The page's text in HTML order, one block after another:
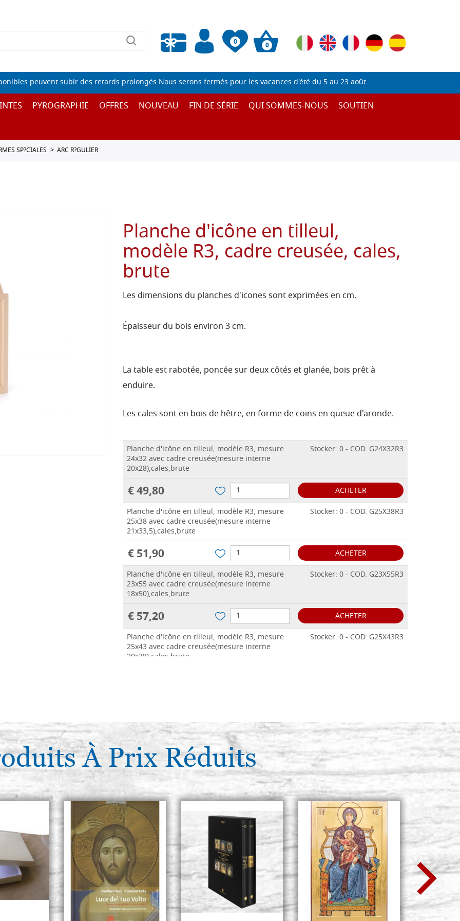
0
Liste de souhaits vide
0
peuvent subir des retards prolongés.Nous serons fermés pour les vacances d'été du 5 au 23 août.
PYROGRAPHIE OFFRES NOUVEAU FIN DE SÉRIE QUI SOMMES-NOUS SOUTIEN
SP?CIALES ARC R?GULIER
Planche d'icône en tilleul,
modèle R3, cadre creusée, cales,
brute
Les dimensions du planches d'icones sont exprimées en cm.
Épaisseur du bois environ 3 cm.
La table est rabotée, poncée sur deux côtés et glanée, bois prêt à
enduire.
Les cales sont en bois de hêtre, en forme de coins en queue d'aronde.
Planche d'icône en tilleul, modèle R3, mesure
24x32 avec cadre creusée(mesure interne
20x28),cales,brute
Stocker: 0 - COD. G24X32R3
€ 49,80
ACHETER
Planche d'icône en tilleul, modèle R3, mesure
25x38 avec cadre creusée(mesure interne
21x33,5),cales,brute
Stocker: 0 - COD. G25X38R3
€ 51,90
ACHETER
Planche d'icône en tilleul, modèle R3, mesure
23x55 avec cadre creusée(mesure interne
18x50),cales,brute
Stocker: 0 - COD. G23X55R3
€ 57,20
ACHETER
Planche d'icône en tilleul, modèle R3, mesure
25x43 avec cadre creusée(mesure interne
20x38),cales,brute
Stocker: 0 - COD. G25X43R3
€ 56,10
ACHETER
Planche d'icône en tilleul, modèle R3, mesure
28x42 avec cadre creusée(mesure interne
24,5x37,5),cales,brute
Stocker: 0 - COD. G28X42R3
€ 55,50
ACHETER
Planche d'icône en tilleul, modèle R3, mesure
30x40avec cadre creusée(mesure interne
25x34,5),cales,brute
Stocker: 0 - COD. G30X40R3
€ 56,10
ACHETER
Planche d'icône en tilleul, modèle R3, mesure
28x45 avec cadre creusée(mesure interne
23x40),cales,brute
Stocker: 0 - COD. G28X45R3
À Prix Réduits